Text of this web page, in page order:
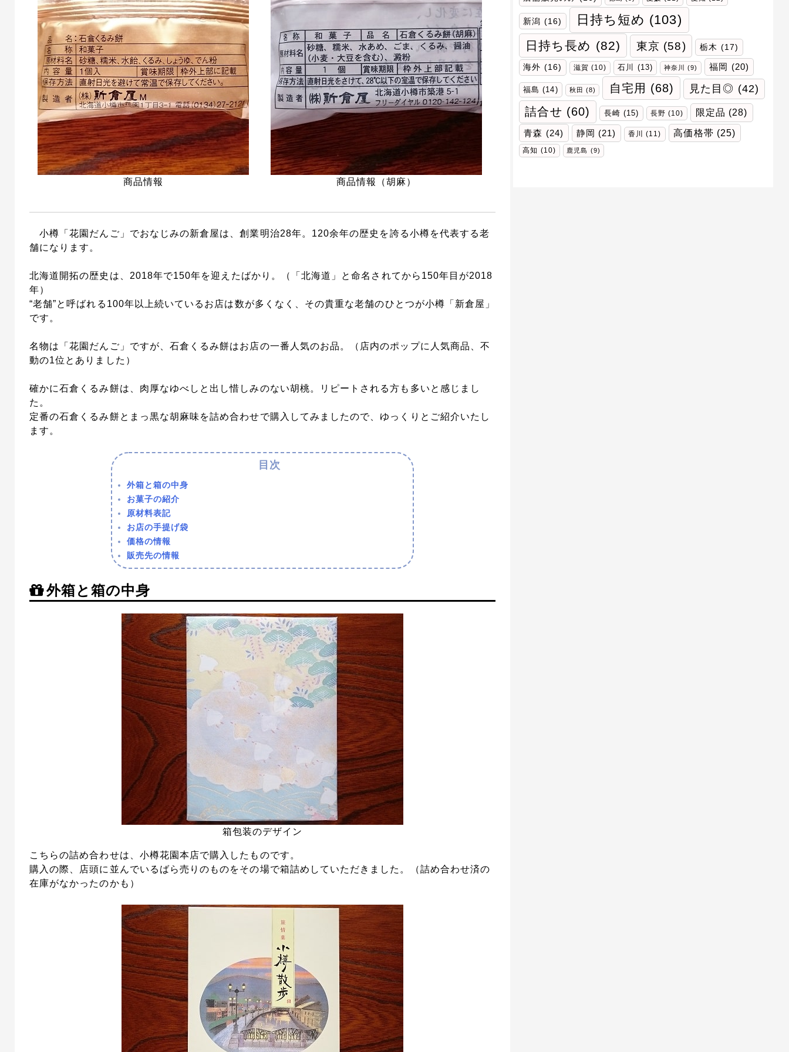
商品情報 商品情報（胡麻）
小樽「花園だんご」でおなじみの新倉屋は、創業明治28年。120余年の歴史を誇る小樽を代表する老
舗になります。
北海道開拓の歴史は、2018年で150年を迎えたばかり。（「北海道」と命名されてから150年目が2018
年）
“老舗”と呼ばれる100年以上続いているお店は数が多くなく、その貴重な老舗のひとつが小樽「新倉屋」
です。
名物は「花園だんご」ですが、石倉くるみ餅はお店の一番人気のお品。（店内のポップに人気商品、不
動の1位とありました）
確かに石倉くるみ餅は、肉厚なゆべしと出し惜しみのない胡桃。リピートされる方も多いと感じまし
た。
定番の石倉くるみ餅とまっ黒な胡麻味を詰め合わせで購入してみましたので、ゆっくりとご紹介いたし
ます。
外箱と箱の中身
お菓子の紹介
原材料表記
お店の手提げ袋
価格の情報
販売先の情報
外箱と箱の中身
箱包装のデザイン
こちらの詰め合わせは、小樽花園本店で購入したものです。
購入の際、店頭に並んでいるばら売りのものをその場で箱詰めしていただきました。（詰め合わせ済の
在庫がなかったのかも）
新潟 (16) 日持ち短め (103)
日持ち長め (82) 東京 (58) 栃木 (17)
海外 (16) 滋賀 (10) 石川 (13) 神奈川 (9) 福岡 (20)
福島 (14) 秋田 (8) 自宅用 (68) 見た目◎ (42)
詰合せ (60) 長崎 (15) 長野 (10) 限定品 (28)
青森 (24) 静岡 (21) 香川 (11) 高価格帯 (25)
高知 (10) 鹿児島 (9)